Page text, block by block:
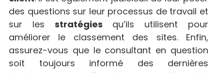
des questions sur leur processus de travail et
sur les stratégies qu’ils utilisent pour
améliorer le classement des sites. Enfin,
assurez-vous que le consultant en question
soit toujours informé des dernières